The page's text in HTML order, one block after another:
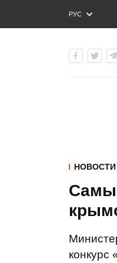
РУС
ENG
НОВОСТИ
конкурс